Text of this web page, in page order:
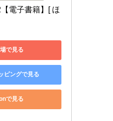
電子書籍】[ ほ
で見る
ピングで見る
で見る